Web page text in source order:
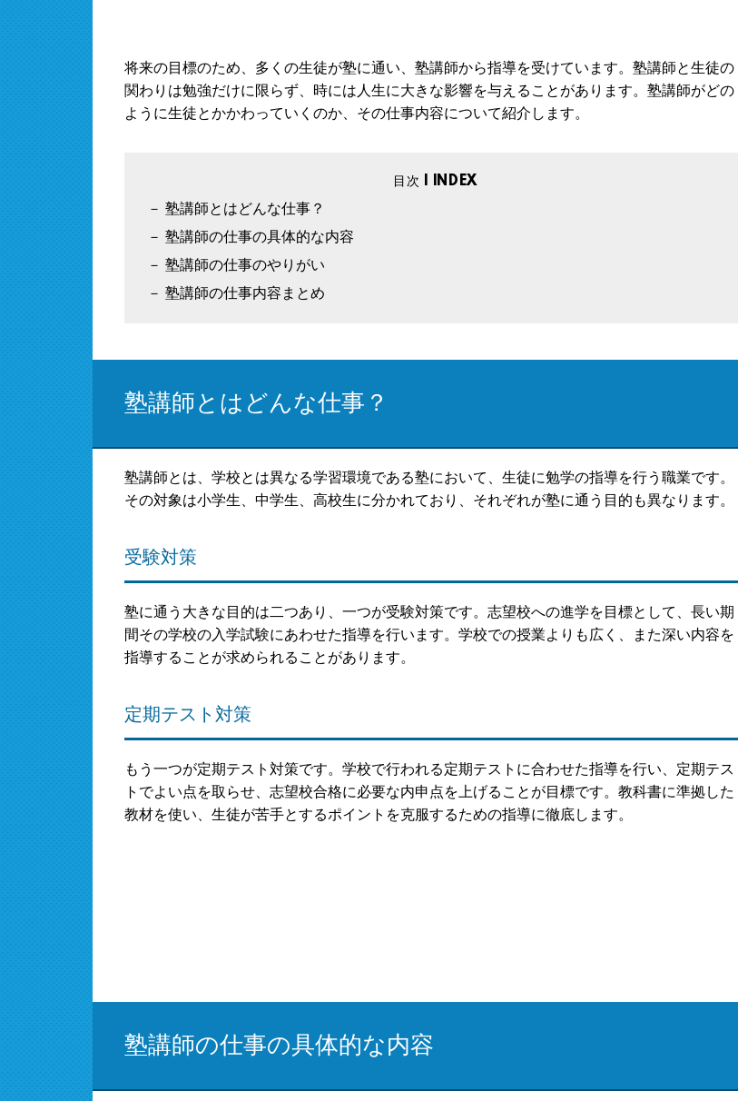
将来の目標のため、多くの生徒が塾に通い、塾講師から指導を受けています。塾講師と生徒の
関わりは勉強だけに限らず、時には人生に大きな影響を与えることがあります。塾講師がどの
ように生徒とかかわっていくのか、その仕事内容について紹介します。
塾講師とはどんな仕事？
塾講師の仕事の具体的な内容
塾講師の仕事のやりがい
塾講師の仕事内容まとめ
塾講師とはどんな仕事？
塾講師とは、学校とは異なる学習環境である塾において、生徒に勉学の指導を行う職業です。
その対象は小学生、中学生、高校生に分かれており、それぞれが塾に通う目的も異なります。
受験対策
塾に通う大きな目的は二つあり、一つが受験対策です。志望校への進学を目標として、長い期
間その学校の入学試験にあわせた指導を行います。学校での授業よりも広く、また深い内容を
指導することが求められることがあります。
定期テスト対策
もう一つが定期テスト対策です。学校で行われる定期テストに合わせた指導を行い、定期テス
トでよい点を取らせ、志望校合格に必要な内申点を上げることが目標です。教科書に準拠した
教材を使い、生徒が苦手とするポイントを克服するための指導に徹底します。
塾講師の仕事の具体的な内容